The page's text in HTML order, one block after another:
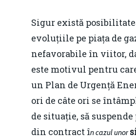
Sigur există
evoluțiile pe piața de
nefavorabile în viitor,
este motivul pentru
un Plan de Urgență
ori de câte ori se
de situație, să
din contract în cazul unor